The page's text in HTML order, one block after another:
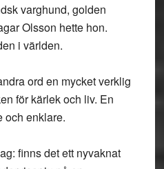
varghund, golden
Olsson hette hon.
i världen.
ord en mycket verklig
för kärlek och liv. En
och enklare.
finns det ett nyvaknat